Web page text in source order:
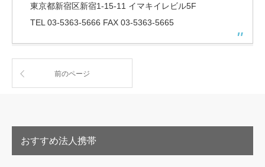
東京都新宿区新宿1-15-11 イマキイレビル5F
TEL 03-5363-5666 FAX 03-5363-5665
前のページ
おすすめ法人携帯